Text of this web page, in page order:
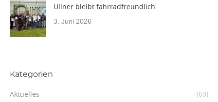
Ullner bleibt fahrradfreundlich
3. Juni 2026
Kategorien
Aktuelles (60)